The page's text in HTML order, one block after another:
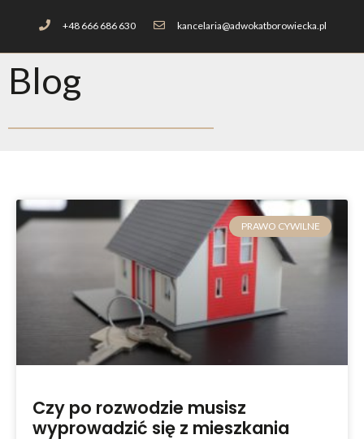
+48 666 686 630 kancelaria@adwokatborowiecka.pl
Blog
PRAWO CYWILNE
Czy po rozwodzie musisz
wyprowadzić się z mieszkania